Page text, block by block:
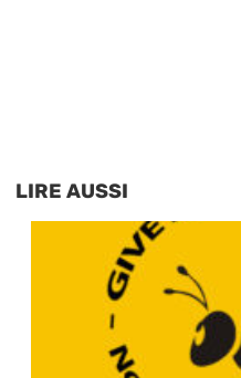
LIRE AUSSI